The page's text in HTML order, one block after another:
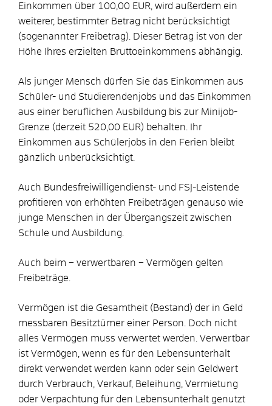
Einkommen über 100,00 EUR, wird außerdem ein
weiterer, bestimmter Betrag nicht berücksichtigt
(sogenannter Freibetrag). Dieser Betrag ist von der
Höhe Ihres erzielten Bruttoeinkommens abhängig.
Als junger Mensch dürfen Sie das Einkommen aus
Schüler- und Studierendenjobs und das Einkommen
aus einer beruflichen Ausbildung bis zur Minijob-
Grenze (derzeit 520,00 EUR) behalten. Ihr
Einkommen aus Schülerjobs in den Ferien bleibt
gänzlich unberücksichtigt.
Auch Bundesfreiwilligendienst- und FSJ-Leistende
profitieren von erhöhten Freibeträgen genauso wie
junge Menschen in der Übergangszeit zwischen
Schule und Ausbildung.
Auch beim – verwertbaren – Vermögen gelten
Freibeträge.
Vermögen ist die Gesamtheit (Bestand) der in Geld
messbaren Besitztümer einer Person. Doch nicht
alles Vermögen muss verwertet werden. Verwertbar
ist Vermögen, wenn es für den Lebensunterhalt
direkt verwendet werden kann oder sein Geldwert
durch Verbrauch, Verkauf, Beleihung, Vermietung
oder Verpachtung für den Lebensunterhalt genutzt